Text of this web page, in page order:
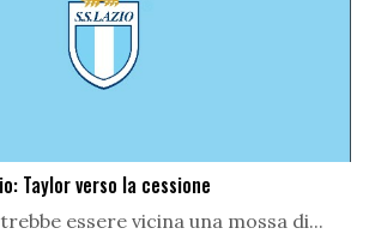
Taylor verso la cessione
essere vicina una mossa di...